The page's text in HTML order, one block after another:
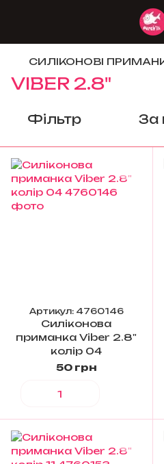
СИЛІКОНОВІ
VIBER 2.8"
Фільтр За
Артикул: 4760146
Силіконова
приманка Viber 2.8"
колір 04
50 грн